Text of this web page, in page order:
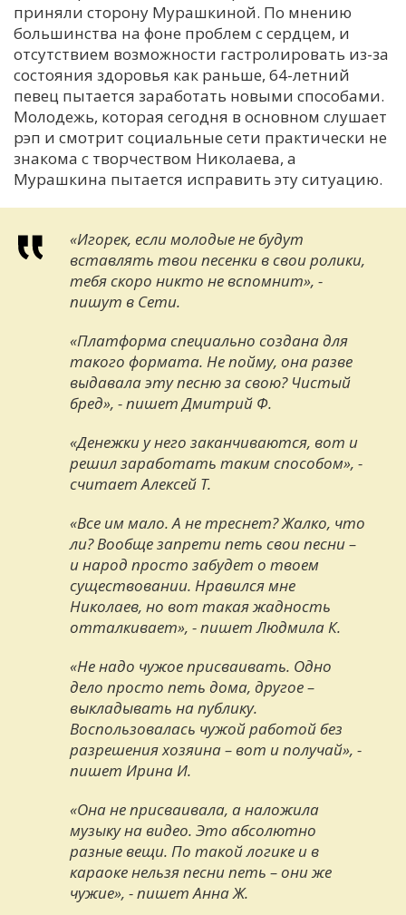
приняли сторону Мурашкиной. По мнению
большинства на фоне проблем с сердцем, и
отсутствием возможности гастролировать из-за
состояния здоровья как раньше, 64-летний
певец пытается заработать новыми способами.
Молодежь, которая сегодня в основном слушает
рэп и смотрит социальные сети практически не
знакома с творчеством Николаева, а
Мурашкина пытается исправить эту ситуацию.
«Игорек, если молодые не будут
вставлять твои песенки в свои ролики,
тебя скоро никто не вспомнит», -
пишут в Сети.
«Платформа специально создана для
такого формата. Не пойму, она разве
выдавала эту песню за свою? Чистый
бред», - пишет Дмитрий Ф.
«Денежки у него заканчиваются, вот и
решил заработать таким способом», -
считает Алексей Т.
«Все им мало. А не треснет? Жалко, что
ли? Вообще запрети петь свои песни –
и народ просто забудет о твоем
существовании. Нравился мне
Николаев, но вот такая жадность
отталкивает», - пишет Людмила К.
«Не надо чужое присваивать. Одно
дело просто петь дома, другое –
выкладывать на публику.
Воспользовалась чужой работой без
разрешения хозяина – вот и получай», -
пишет Ирина И.
«Она не присваивала, а наложила
музыку на видео. Это абсолютно
разные вещи. По такой логике и в
караоке нельзя песни петь – они же
чужие», - пишет Анна Ж.